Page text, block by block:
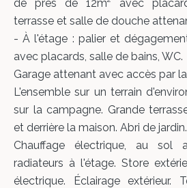
de près de 12m² avec
terrasse et salle de douche
- À l'étage : palier et
avec placards, salle de bains, WC.
Garage attenant avec accès par
L'ensemble sur un terrain
sur la campagne. Grande
et derrière la maison. Abri de jardin.
Chauffage électrique, au sol
radiateurs à l'étage. Store
électrique. Éclairage extérieur.